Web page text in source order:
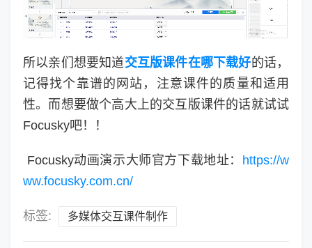
所以亲们想要知道交互版课件在哪下载好的话，
记得找个靠谱的网站，注意课件的质量和适用
性。而想要做个高大上的交互版课件的话就试试
Focusky吧！！
Focusky动画演示大师官方下载地址： https://w
ww.focusky.com.cn/
标签: 多媒体交互课件制作